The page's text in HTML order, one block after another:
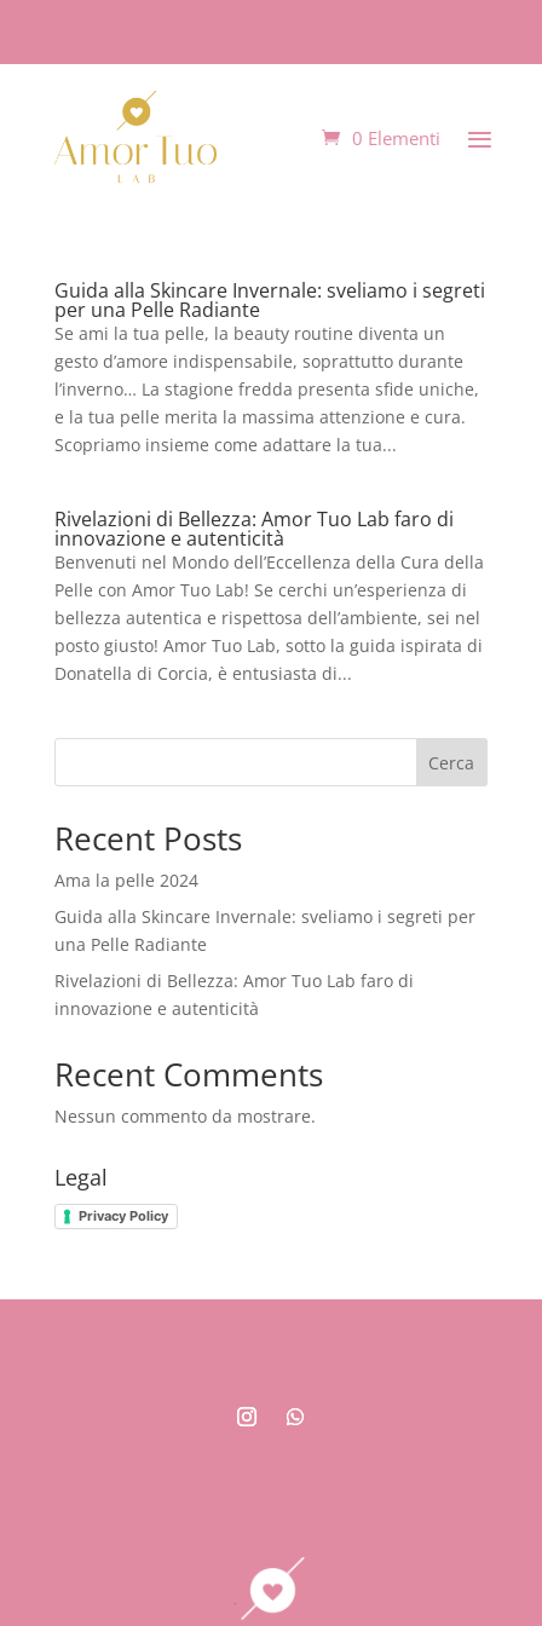
0 Elementi
Guida alla Skincare Invernale: sveliamo i segreti
per una Pelle Radiante
Se ami la tua pelle, la beauty routine diventa un
gesto d’amore indispensabile, soprattutto durante
l’inverno… La stagione fredda presenta sfide uniche,
e la tua pelle merita la massima attenzione e cura.
Scopriamo insieme come adattare la tua...
Rivelazioni di Bellezza: Amor Tuo Lab faro di
innovazione e autenticità
Benvenuti nel Mondo dell’Eccellenza della Cura della
Pelle con Amor Tuo Lab! Se cerchi un’esperienza di
bellezza autentica e rispettosa dell’ambiente, sei nel
posto giusto! Amor Tuo Lab, sotto la guida ispirata di
Donatella di Corcia, è entusiasta di...
Cerca
Recent Posts
Ama la pelle 2024
Guida alla Skincare Invernale: sveliamo i segreti per
una Pelle Radiante
Rivelazioni di Bellezza: Amor Tuo Lab faro di
innovazione e autenticità
Recent Comments
Nessun commento da mostrare.
Legal
Privacy Policy